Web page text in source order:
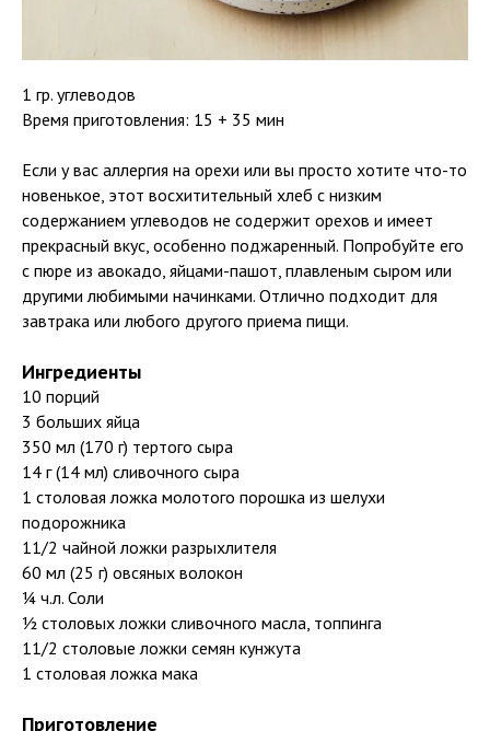
1 гр. углеводов
Время приготовления: 15 + 35 мин
Если у вас аллергия на орехи или вы просто хотите что-то
новенькое, этот восхитительный хлеб с низким
содержанием углеводов не содержит орехов и имеет
прекрасный вкус, особенно поджаренный. Попробуйте его
с пюре из авокадо, яйцами-пашот, плавленым сыром или
другими любимыми начинками. Отлично подходит для
завтрака или любого другого приема пищи.
Ингредиенты
10 порций
3 больших яйца
350 мл (170 г) тертого сыра
14 г (14 мл) сливочного сыра
1 столовая ложка молотого порошка из шелухи
подорожника
11/2 чайной ложки разрыхлителя
60 мл (25 г) овсяных волокон
¼ ч.л. Соли
½ столовых ложки сливочного масла, топпинга
11/2 столовые ложки семян кунжута
1 столовая ложка мака
Приготовление